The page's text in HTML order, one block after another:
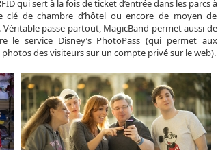
qui sert à la fois de ticket d’entrée dans les parcs à
de chambre d’hôtel ou encore de moyen de
passe-partout, MagicBand permet aussi de
le service Disney’s PhotoPass (qui permet aux
des visiteurs sur un compte privé sur le web).